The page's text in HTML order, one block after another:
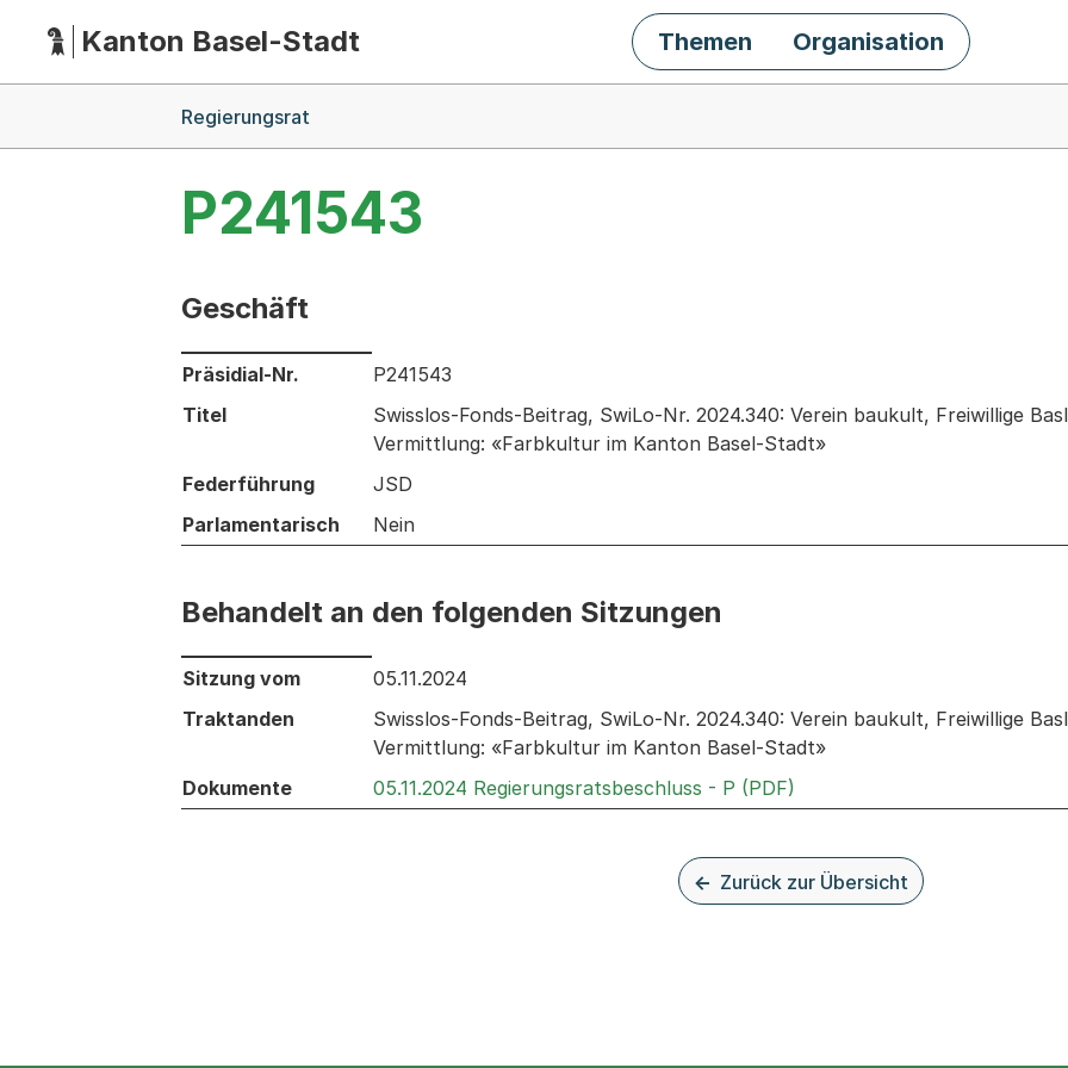
HauptnavigationKanton Basel-Stadt Themen Organisation
Regierungsrat
P241543
Geschäft
Informationen zum Ausgewählten Geschäft
Präsidial-Nr.
P241543
Titel
Swisslos-Fonds-Beitrag, SwiLo-Nr. 2024.340: Verein baukult, Freiwillige
Vermittlung: «Farbkultur im Kanton Basel-Stadt»
Federführung
JSD
Parlamentarisch
Nein
Behandelt an den folgenden Sitzungen
Behandelt an den folgenden Sitzungen: Informationen zu den Sitzungen zum Geschäft
Sitzung vom
05.11.2024
Traktanden
Swisslos-Fonds-Beitrag, SwiLo-Nr. 2024.340: Verein baukult, Freiwillige
Vermittlung: «Farbkultur im Kanton Basel-Stadt»
Dokumente
05.11.2024 Regierungsratsbeschluss - P (PDF)
Zurück zur Übersicht